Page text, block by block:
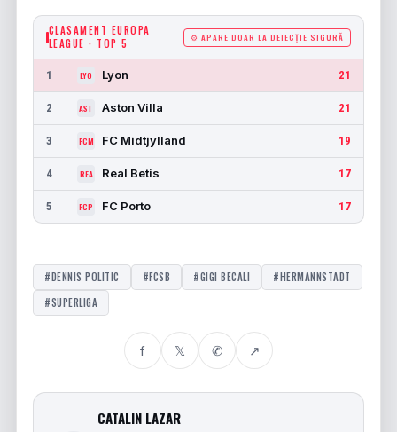
CLASAMENT EUROPA
LEAGUE · TOP 5
⚙ APARE DOAR LA DETECȚIE SIGURĂ
1 LYO Lyon 21
2 AST Aston Villa 21
3 FCM FC Midtjylland 19
4 REA Real Betis 17
5 FCP FC Porto 17
#DENNIS POLITIC #FCSB #GIGI BECALI
#HERMANNSTADT
#SUPERLIGA
f 𝕏 ✆ ↗
CATALIN LAZAR